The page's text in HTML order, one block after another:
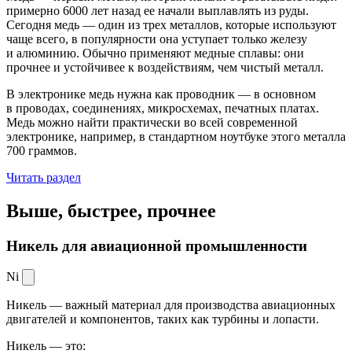
примерно 6000 лет назад ее начали выплавлять из руды.
Сегодня медь — один из трех металлов, которые используют
чаще всего, в популярности она уступает только железу
и алюминию. Обычно применяют медные сплавы: они
прочнее и устойчивее к воздействиям, чем чистый металл.
В электронике медь нужна как проводник — в основном
в проводах, соединениях, микросхемах, печатных платах.
Медь можно найти практически во всей современной
электронике, например, в стандартном ноутбуке этого металла
700 граммов.
Читать раздел
Выше, быстрее, прочнее
Никель для авиационной промышленности
Ni
Никель — важный материал для производства авиационных
двигателей и компонентов, таких как турбины и лопасти.
Никель — это: